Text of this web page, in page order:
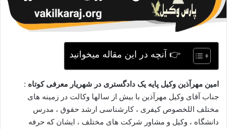
👉 آنچه در این مقاله میخوانید
امین مهرآذین وکیل پایه یک دادگستری در شهریار معرفی کوتاه :
جناب آقای وکیل مهرآذین با بیش از سالها وکالت در زمینه های
مختلف اللخصوص کیفری ، کارشناسی ارشد حقوق ، مدرس
دانشگاه ، وکیل و مشاور شرکت های مختلف ، ایشان که حرفه